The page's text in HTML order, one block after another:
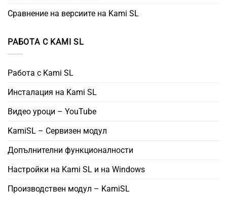
Сравнение на версиите на Kami SL
РАБОТА С KAMI SL
Работа с Kami SL
Инсталация на Kami SL
Видео уроци – YouTube
KamiSL – Сервизен модул
Допълнителни функционалности
Настройки на Kami SL и на Windows
Производствен модул – KamiSL